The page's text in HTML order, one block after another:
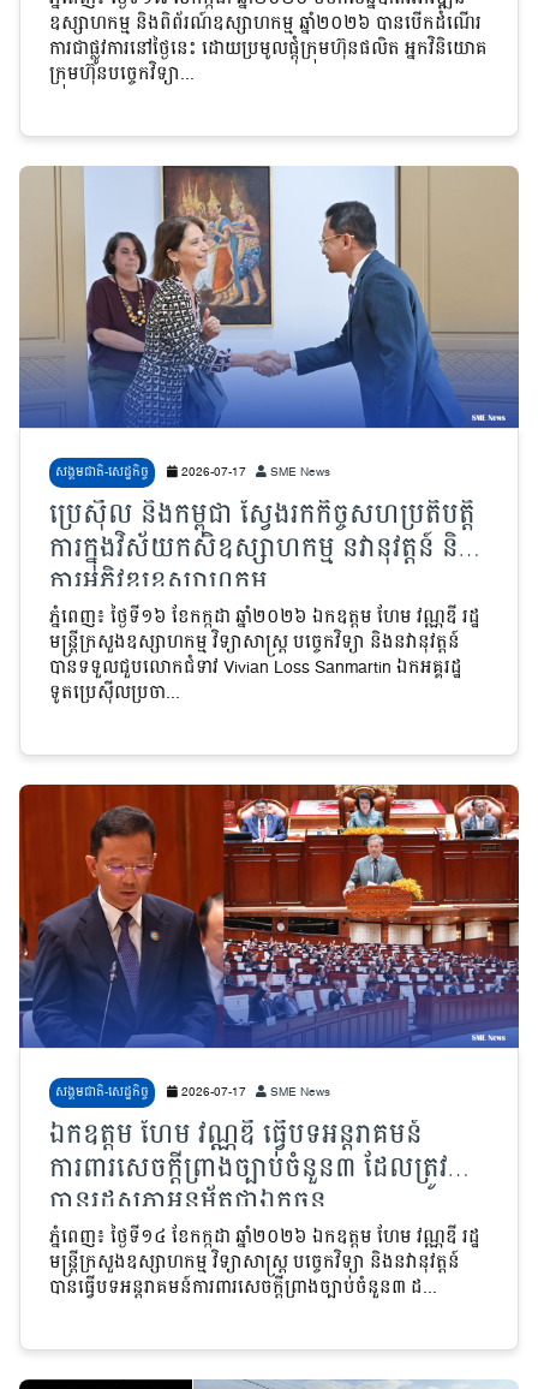
ឧស្សាហកម្ម និងពិព័រណ៍ឧស្សាហកម្ម ឆ្នាំ២០២៦ បានបើកដំណើរ
ការជាផ្លូវការនៅថ្ងៃនេះ ដោយប្រមូលផ្តុំក្រុមហ៊ុនផលិត អ្នកវិនិយោគ
ក្រុមហ៊ុនបច្ចេកវិទ្យា...
សង្គមជាតិ-សេដ្ឋកិច្ច 2026-07-17 SME News
ប្រេស៊ីល និងកម្ពុជា ស្វែងរកកិច្ចសហប្រតិបត្តិ
ការក្នុងវិស័យកសិឧស្សាហកម្ម នវានុវត្តន៍ និង
ការអភិវឌ្ឍឧស្សាហកម្ម
ភ្នំពេញ៖ ថ្ងៃទី១៦ ខែកក្កដា ឆ្នាំ២០២៦ ឯកឧត្តម ហែម វណ្ណឌី រដ្ឋ
មន្ត្រីក្រសួងឧស្សាហកម្ម វិទ្យាសាស្ត្រ បច្ចេកវិទ្យា និងនវានុវត្តន៍
បានទទួលជួបលោកជំទាវ Vivian Loss Sanmartin ឯកអគ្គរដ្ឋ​
ទូតប្រេស៊ីលប្រចា...
សង្គមជាតិ-សេដ្ឋកិច្ច 2026-07-17 SME News
ឯកឧត្តម ហែម វណ្ណឌី ធ្វើបទអន្តរាគមន៍
ការពារសេចក្តីព្រាងច្បាប់ចំនួន៣ ដែលត្រូវ
បានរដ្ឋសភាអនុម័តជាឯកច្ឆន្ទ
ភ្នំពេញ៖ ថ្ងៃទី១៤ ខែកក្កដា ឆ្នាំ២០២៦ ឯកឧត្តម ហែម វណ្ណឌី រដ្ឋ
មន្ត្រីក្រសួងឧស្សាហកម្ម វិទ្យាសាស្ត្រ បច្ចេកវិទ្យា និងនវានុវត្តន៍
បានធ្វើបទអន្តរាគមន៍ការពារសេចក្តីព្រាងច្បាប់ចំនួន៣ ដ...